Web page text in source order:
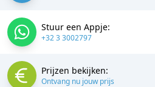
Stuur een Appje:
+32 3 3002797
Prijzen bekijken:
Ontvang nu jouw prijs